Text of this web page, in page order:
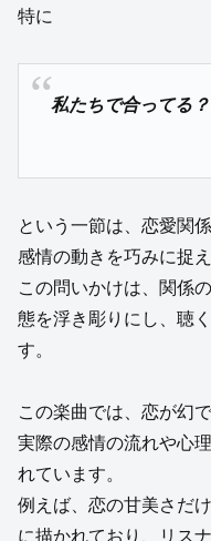
特に
私たちで合ってる？
という一節は、恋愛関
感情の動きを巧みに捉え
この問いかけは、関係
態を浮き彫りにし、聴
す。
この楽曲では、恋が幻
実際の感情の流れや心
れています。
例えば、恋の甘美さだ
に描かれており、リス